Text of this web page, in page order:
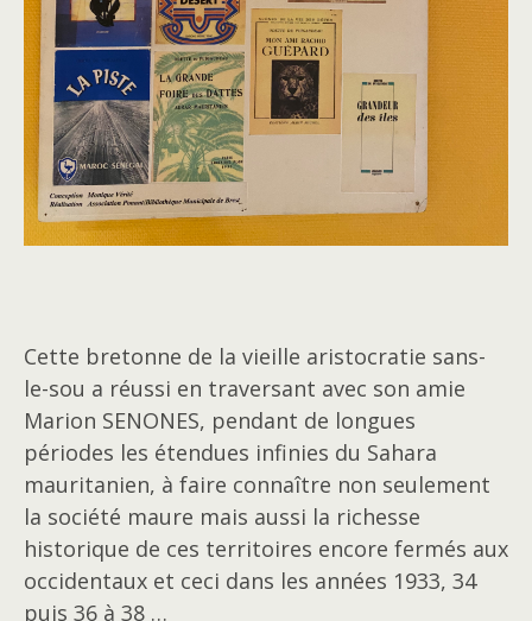
Cette bretonne de la vieille aristocratie sans-
le-sou a réussi en traversant avec son amie
Marion SENONES, pendant de longues
périodes les étendues infinies du Sahara
mauritanien, à faire connaître non seulement
la société maure mais aussi la richesse
historique de ces territoires encore fermés aux
occidentaux et ceci dans les années 1933, 34
puis 36 à 38 …